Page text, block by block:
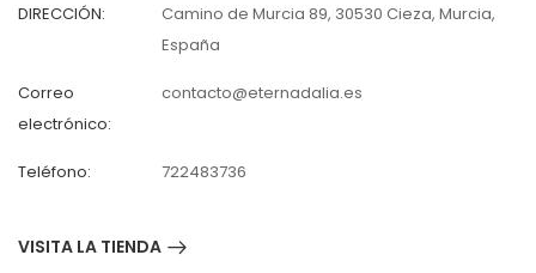
DIRECCIÓN:
Camino de Murcia 89, 30530 Cieza, Murcia,
España
Correo
electrónico:
contacto@eternadalia.es
Teléfono: 722483736
VISITA LA TIENDA